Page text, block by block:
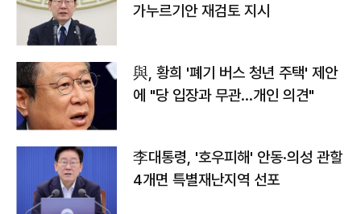
가누르기안 재검토 지시
與, 황희 '폐기 버스 청년 주택' 제안
에 "당 입장과 무관…개인 의견"
李대통령, '호우피해' 안동·의성 관할
4개면 특별재난지역 선포